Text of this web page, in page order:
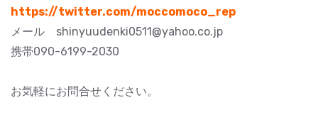
https://twitter.com/moccomoco_rep
メール shinyuudenki0511@yahoo.co.jp
携帯090-6199-2030
お気軽にお問合せください。